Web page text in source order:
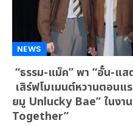
NEWS
“ธรรม-แม็ค” พา “อั๋น-แ
เสิร์ฟโมเมนต์หวานตอนแ
ยมู Unlucky Bae” ในง
Together”